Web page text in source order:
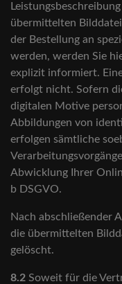
übermittelten
der Bestellung an
werden, werden Sie
explizit informiert.
erfolgt nicht. Sofern
digitalen Motive
Abbildungen von
erfolgen sämtliche
Abwicklung Ihrer
b DSGVO.
Nach abschließender
die übermittelten
gelöscht.
8.2 Soweit für die